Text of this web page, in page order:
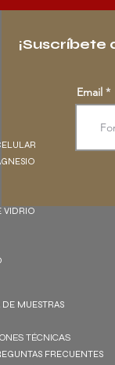
¡Suscríbete
Email
VIDRIO
MUESTRAS
TÉCNICAS
FRECUENTES